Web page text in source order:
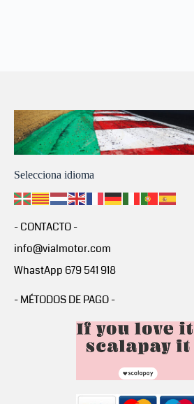
Selecciona idioma
- CONTACTO -
info@vialmotor.com
WhastApp 679 541 918
- MÉTODOS DE PAGO -